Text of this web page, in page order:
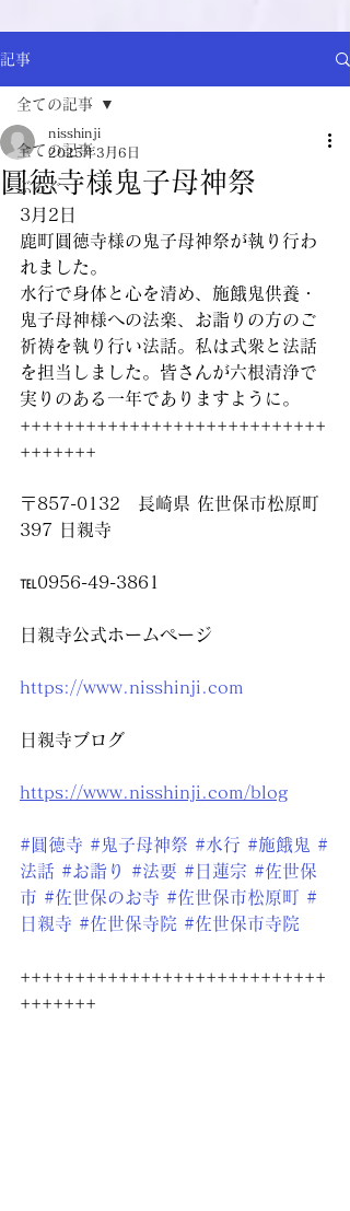
記事
全ての記事
ぶろぐ
全ての記事
圓徳寺様鬼子母神祭
nisshinji
2025年3月6日
3月2日
鹿町圓徳寺様の鬼子母神祭が執り行わ
れました。
水行で身体と心を清め、施餓鬼供養・
鬼子母神様への法楽、お詣りの方のご
祈祷を執り行い法話。私は式衆と法話
を担当しました。皆さんが六根清浄で
実りのある一年でありますように。
++++++++++++++++++++++++++++
+++++++
〒857-0132　長崎県 佐世保市松原町
397 日親寺
℡0956-49-3861
日親寺公式ホームページ
https://www.nisshinji.com
日親寺ブログ
https://www.nisshinji.com/blog
#圓徳寺 #鬼子母神祭 #水行 #施餓鬼 #
法話 #お詣り #法要 #日蓮宗 #佐世保
市 #佐世保のお寺 #佐世保市松原町 #
日親寺 #佐世保寺院 #佐世保市寺院
++++++++++++++++++++++++++++
+++++++